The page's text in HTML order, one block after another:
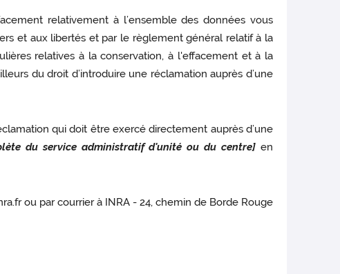
relativement à l’ensemble des données vous
et aux libertés et par le règlement général relatif à la
relatives à la conservation, à l'effacement et à la
du droit d’introduire une réclamation auprès d’une
qui doit être exercé directement auprès d’une
du service administratif d'unité ou du centre] en
ou par courrier à INRA - 24, chemin de Borde Rouge